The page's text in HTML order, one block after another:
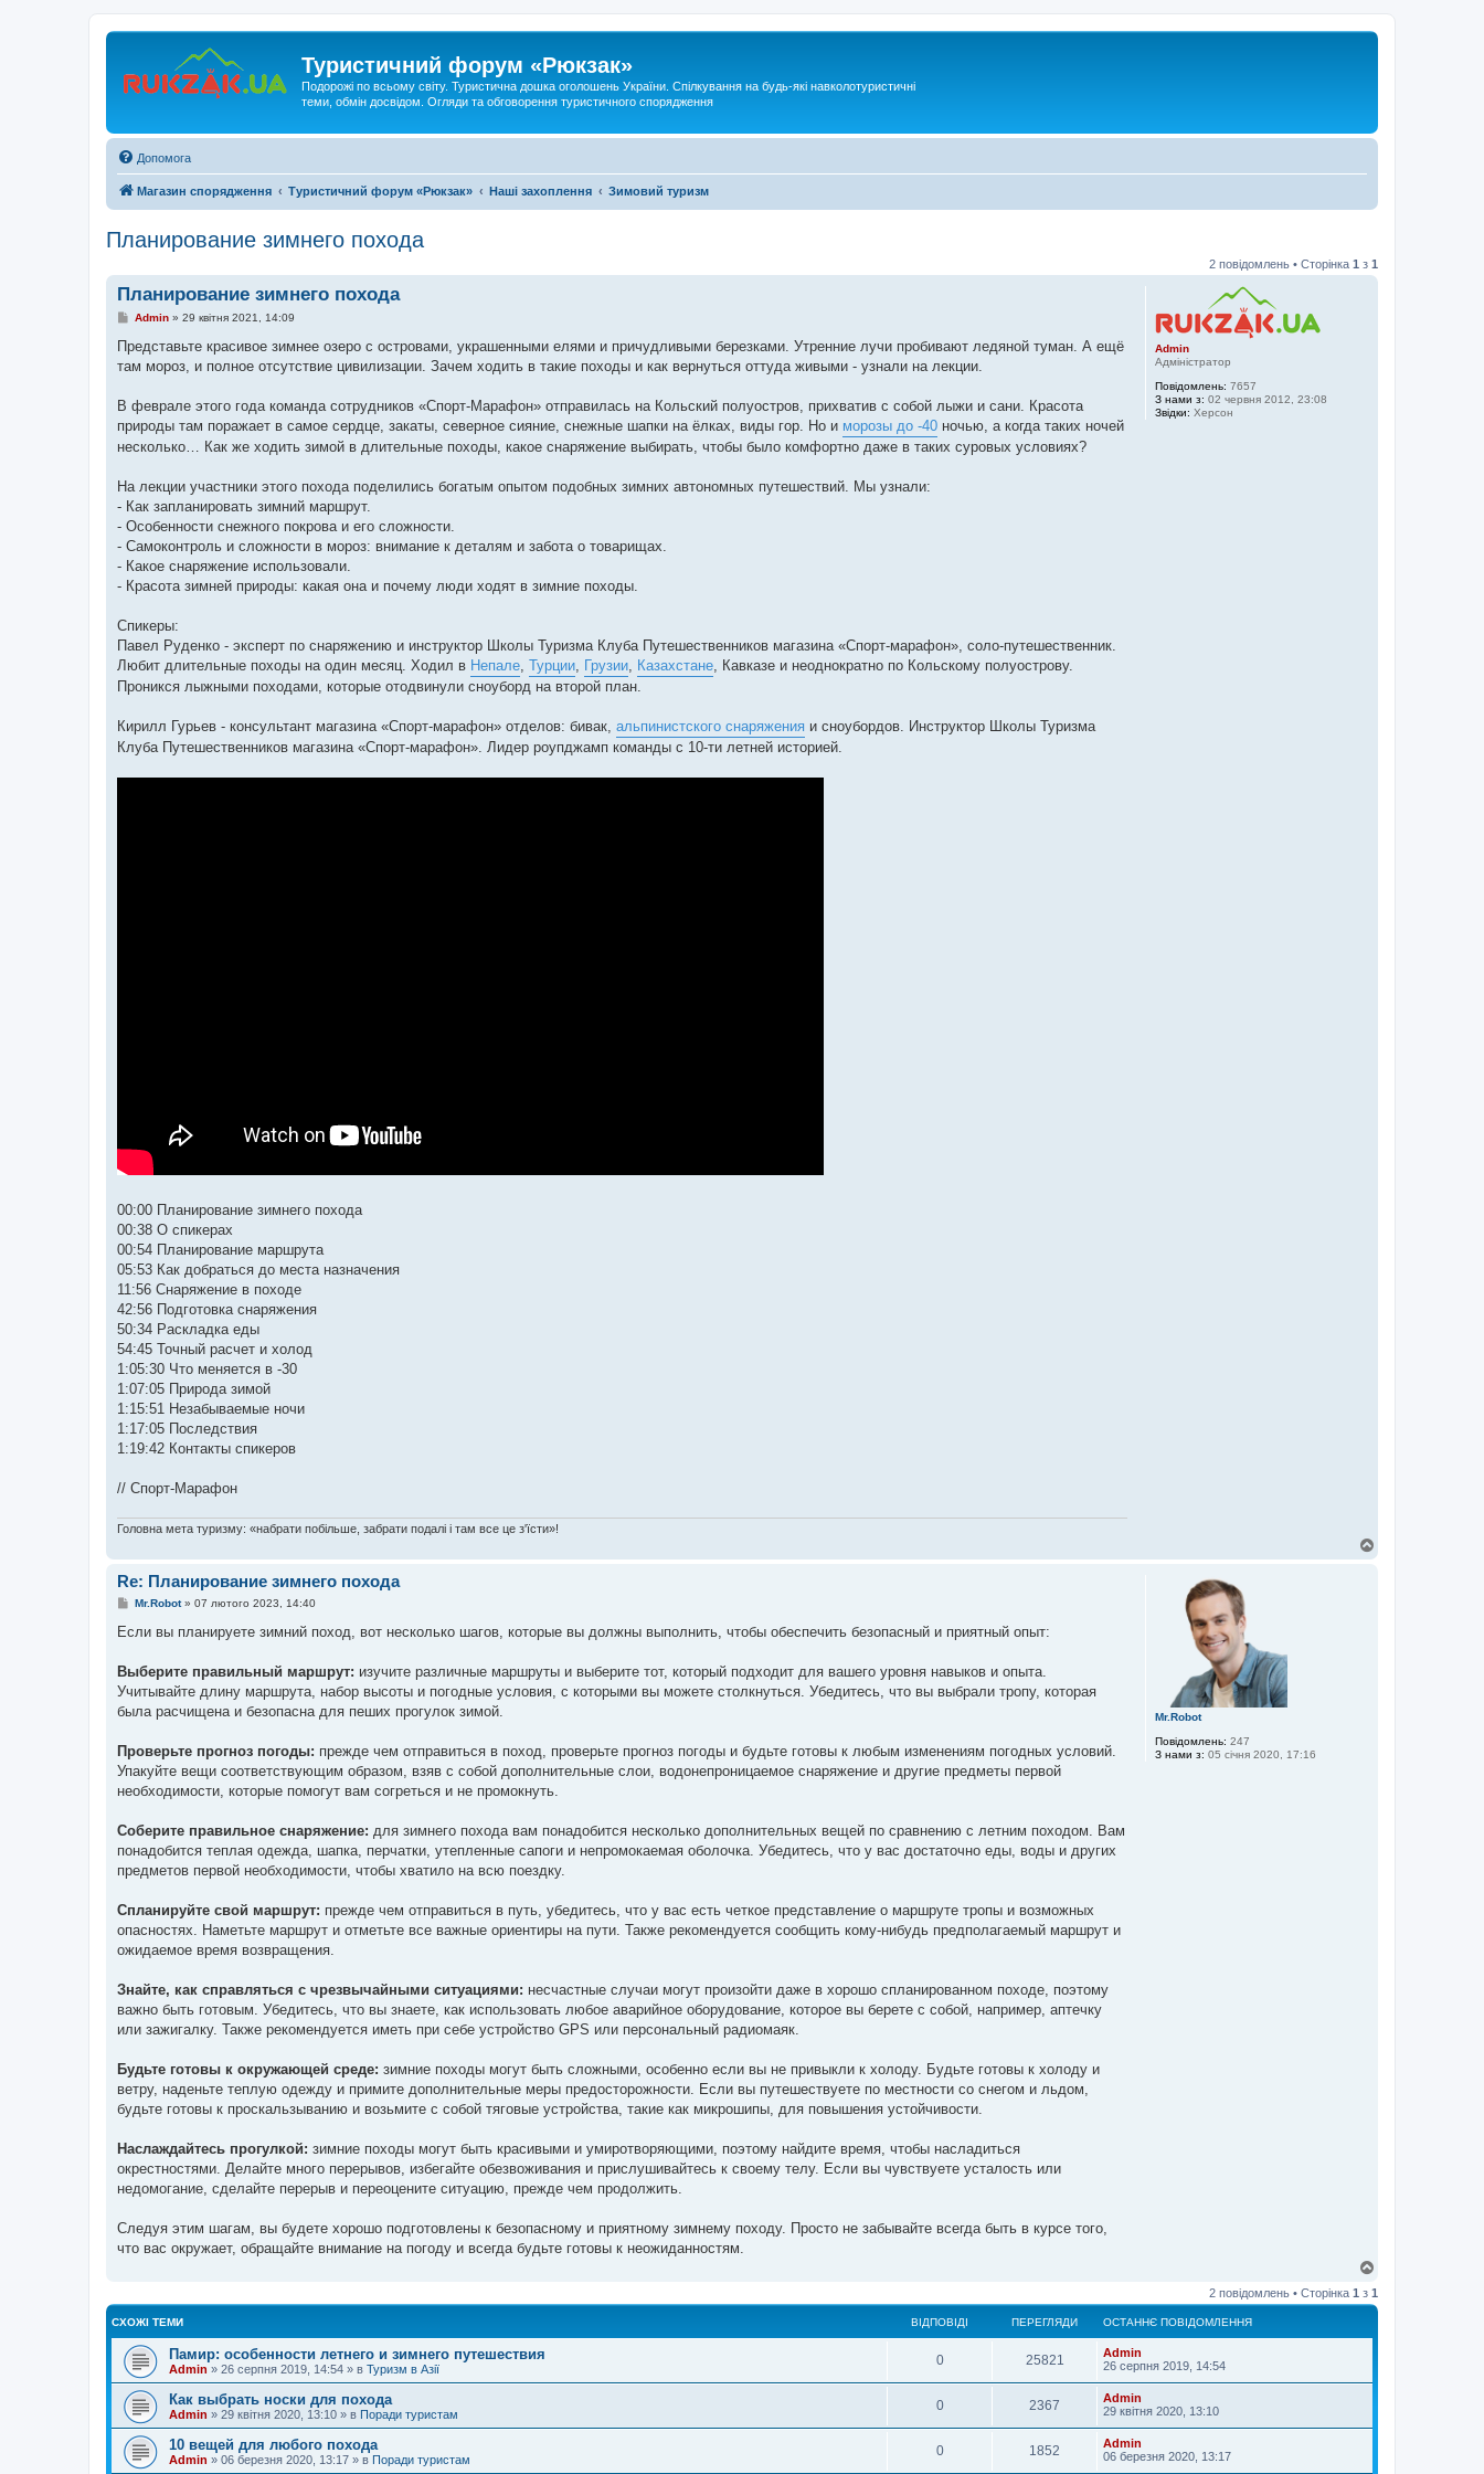
Туристичний форум «Рюкзак»
Подорожі по всьому світу. Туристична дошка оголошень України. Спілкування на будь-які навколотуристичні
теми, обмін досвідом. Огляди та обговорення туристичного спорядження
Допомога
Магазин спорядження Туристичний форум «Рюкзак» Наші захоплення Зимовий туризм
Планирование зимнего похода
2 повідомлень • Сторінка 1 з 1
Admin
Адміністратор
Повідомлень: 7657
З нами з: 02 червня 2012, 23:08
Звідки: Херсон
Планирование зимнего похода
П
в
д
л
е
н
Admin» 29 квітня 2021, 14:09
Представьте красивое зимнее озеро с островами, украшенными елями и причудливыми березками. Утренние лучи пробивают ледяной туман. А ещё
там мороз, и полное отсутствие цивилизации. Зачем ходить в такие походы и как вернуться оттуда живыми - узнали на лекции.
В феврале этого года команда сотрудников «Спорт-Марафон» отправилась на Кольский полуостров, прихватив с собой лыжи и сани. Красота
природы там поражает в самое сердце, закаты, северное сияние, снежные шапки на ёлках, виды гор. Но и морозы до -40 ночью, а когда таких ночей
несколько… Как же ходить зимой в длительные походы, какое снаряжение выбирать, чтобы было комфортно даже в таких суровых условиях?
На лекции участники этого похода поделились богатым опытом подобных зимних автономных путешествий. Мы узнали:
- Как запланировать зимний маршрут.
- Особенности снежного покрова и его сложности.
- Самоконтроль и сложности в мороз: внимание к деталям и забота о товарищах.
- Какое снаряжение использовали.
- Красота зимней природы: какая она и почему люди ходят в зимние походы.
Спикеры:
Павел Руденко - эксперт по снаряжению и инструктор Школы Туризма Клуба Путешественников магазина «Спорт-марафон», соло-путешественник.
Любит длительные походы на один месяц. Ходил в Непале Турции Грузии Казахстане , Кавказе и неоднократно по Кольскому полуострову.
Проникся лыжными походами, которые отодвинули сноуборд на второй план.
Кирилл Гурьев - консультант магазина «Спорт-марафон» отделов: бивак, альпинистского снаряжения и сноубордов. Инструктор Школы Туризма
Клуба Путешественников магазина «Спорт-марафон». Лидер роупджамп команды с 10-ти летней историей.
00:00​ Планирование зимнего похода
00:38​ О спикерах
00:54​ Планирование маршрута
05:53​ Как добраться до места назначения
11:56​ Снаряжение в походе
42:56​ Подготовка снаряжения
50:34​ Раскладка еды
54:45​ Точный расчет и холод
1:05:30​ Что меняется в -30
1:07:05​ Природа зимой
1:15:51​ Незабываемые ночи
1:17:05​ Последствия
1:19:42​ Контакты спикеров
// Спорт-Марафон
Головна мета туризму: «набрати побільше, забрати подалі і там все це з'їсти»!
Mr.Robot
Повідомлень: 247
З нами з: 05 січня 2020, 17:16
Re: Планирование зимнего похода
П
в
о
л
е
я
Mr.Robot» 07 лютого 2023, 14:40
Если вы планируете зимний поход, вот несколько шагов, которые вы должны выполнить, чтобы обеспечить безопасный и приятный опыт:
Выберите правильный маршрут: изучите различные маршруты и выберите тот, который подходит для вашего уровня навыков и опыта.
Учитывайте длину маршрута, набор высоты и погодные условия, с которыми вы можете столкнуться. Убедитесь, что вы выбрали тропу, которая
была расчищена и безопасна для пеших прогулок зимой.
Проверьте прогноз погоды: прежде чем отправиться в поход, проверьте прогноз погоды и будьте готовы к любым изменениям погодных условий.
Упакуйте вещи соответствующим образом, взяв с собой дополнительные слои, водонепроницаемое снаряжение и другие предметы первой
необходимости, которые помогут вам согреться и не промокнуть.
Соберите правильное снаряжение: для зимнего похода вам понадобится несколько дополнительных вещей по сравнению с летним походом. Вам
понадобится теплая одежда, шапка, перчатки, утепленные сапоги и непромокаемая оболочка. Убедитесь, что у вас достаточно еды, воды и других
предметов первой необходимости, чтобы хватило на всю поездку.
Спланируйте свой маршрут: прежде чем отправиться в путь, убедитесь, что у вас есть четкое представление о маршруте тропы и возможных
опасностях. Наметьте маршрут и отметьте все важные ориентиры на пути. Также рекомендуется сообщить кому-нибудь предполагаемый маршрут и
ожидаемое время возвращения.
Знайте, как справляться с чрезвычайными ситуациями: несчастные случаи могут произойти даже в хорошо спланированном походе, поэтому
важно быть готовым. Убедитесь, что вы знаете, как использовать любое аварийное оборудование, которое вы берете с собой, например, аптечку
или зажигалку. Также рекомендуется иметь при себе устройство GPS или персональный радиомаяк.
Будьте готовы к окружающей среде: зимние походы могут быть сложными, особенно если вы не привыкли к холоду. Будьте готовы к холоду и
ветру, наденьте теплую одежду и примите дополнительные меры предосторожности. Если вы путешествуете по местности со снегом и льдом,
будьте готовы к проскальзыванию и возьмите с собой тяговые устройства, такие как микрошипы, для повышения устойчивости.
Наслаждайтесь прогулкой: зимние походы могут быть красивыми и умиротворяющими, поэтому найдите время, чтобы насладиться
окрестностями. Делайте много перерывов, избегайте обезвоживания и прислушивайтесь к своему телу. Если вы чувствуете усталость или
недомогание, сделайте перерыв и переоцените ситуацию, прежде чем продолжить.
Следуя этим шагам, вы будете хорошо подготовлены к безопасному и приятному зимнему походу. Просто не забывайте всегда быть в курсе того,
что вас окружает, обращайте внимание на погоду и всегда будьте готовы к неожиданностям.
г
о
2 повідомлень • Сторінка 1 з 1
СХОЖІ ТЕМИ ВІДПОВІДІ ПЕРЕГЛЯДИ ОСТАННЄ ПОВІДОМЛЕННЯ
Памир: особенности летнего и зимнего путешествия
Admin » 26 серпня 2019, 14:54 » в Туризм в Азії
0 25821
Admin
26 серпня 2019, 14:54
Как выбрать носки для похода
Admin » 29 квітня 2020, 13:10 » в Поради туристам
0 2367
Admin
29 квітня 2020, 13:10
10 вещей для любого похода
Admin » 06 березня 2020, 13:17 » в Поради туристам
0 1852
Admin
06 березня 2020, 13:17